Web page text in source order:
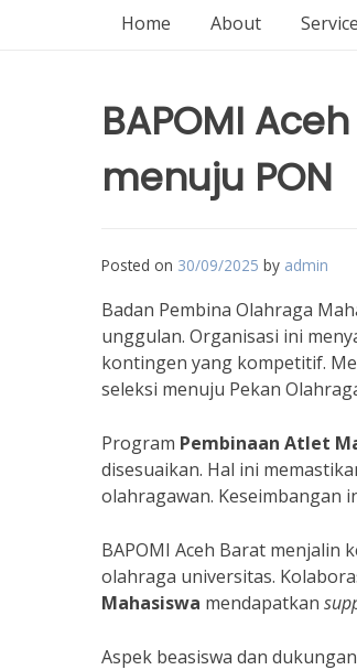
Home About
BAPOMI
menuju PON
Posted on 30/09/2025 by admin
Badan Pembina Olahraga
unggulan. Organisasi ini
kontingen yang kompetitif.
seleksi menuju Pekan
Program Pembinaan Atlet
disesuaikan. Hal ini
olahragawan. Keseimbangan
BAPOMI Aceh Barat menjalin
olahraga universitas.
Mahasiswa mendapatkan
Aspek beasiswa dan